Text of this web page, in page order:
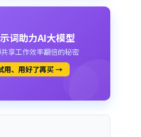
词助力AI大模型
享工作效率翻倍的秘密
用、用好了再买 →